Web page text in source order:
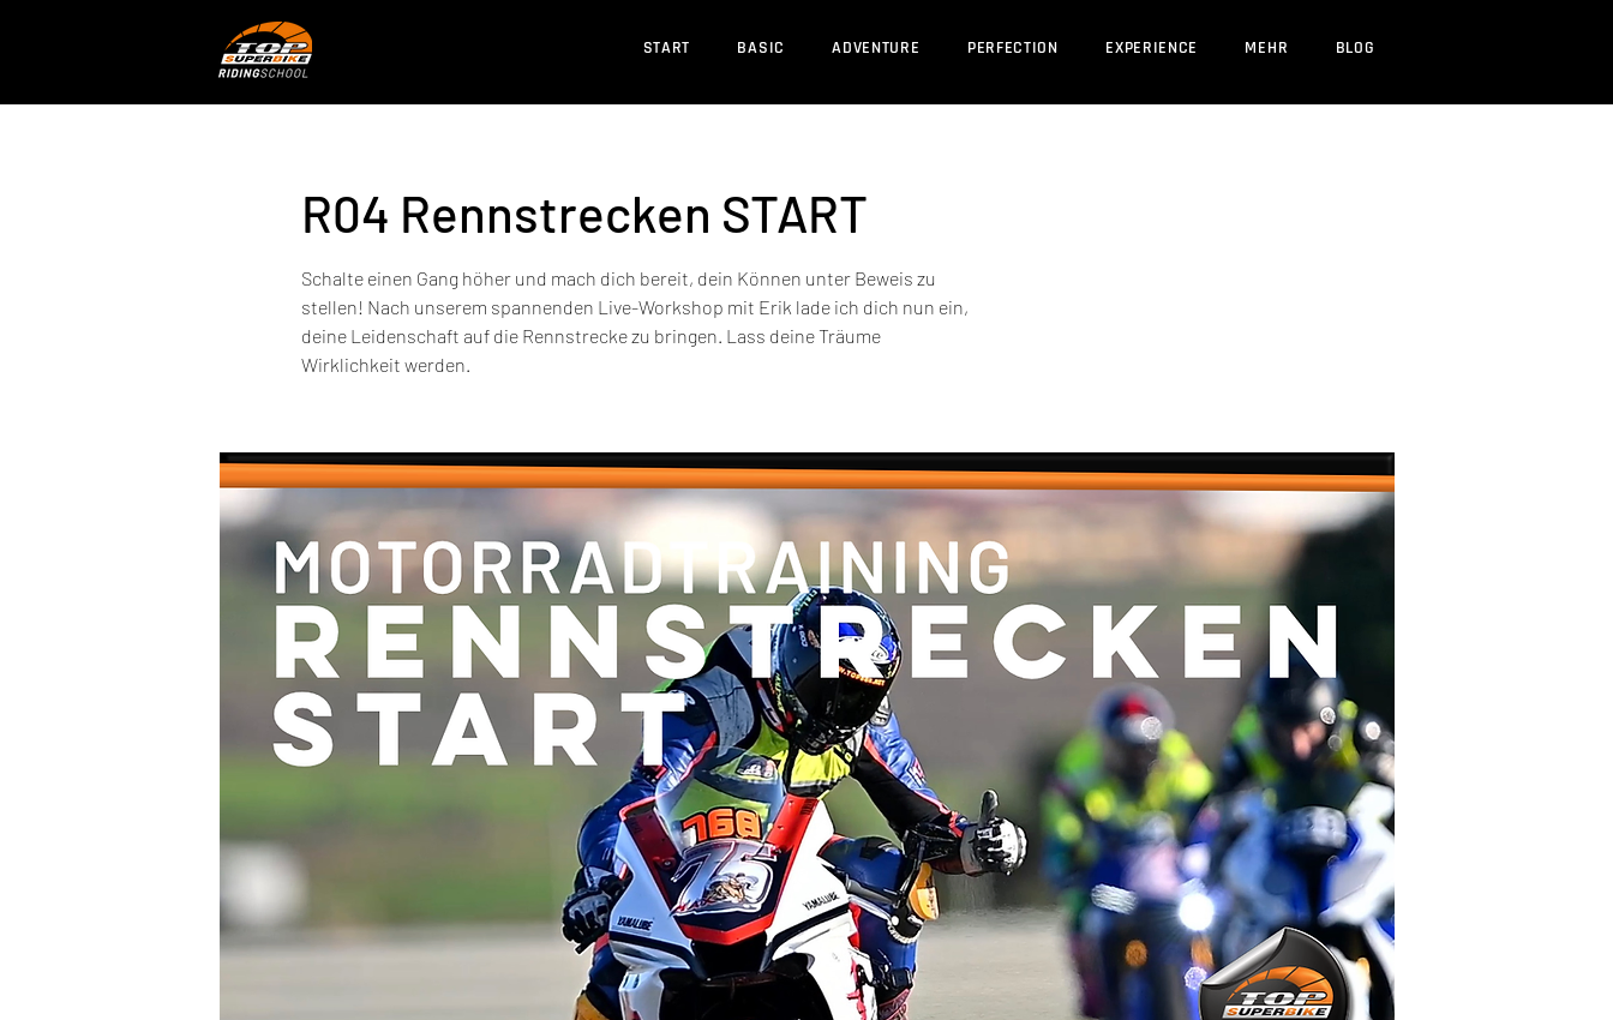
START BASIC ADVENTURE PERFECTION EXPERIENCE MEHR BLOG
R04 Rennstrecken START
Schalte einen Gang höher​ und mach dich bereit, dein Können unter Beweis zu
stellen! Nach unserem spannenden Live-Workshop mit Erik lade ich dich nun ein,
deine Leidenschaft auf die Rennstrecke zu bringen. Lass deine Träume
Wirklichkeit werden.